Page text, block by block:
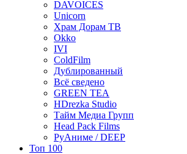
DAVOICES
Unicorn
Храм Дорам ТВ
Okko
IVI
ColdFilm
Дублированный
Всё сведено
GREEN TEA
HDrezka Studio
Тайм Медиа Групп
Head Pack Films
РуАниме / DEEP
Топ 100